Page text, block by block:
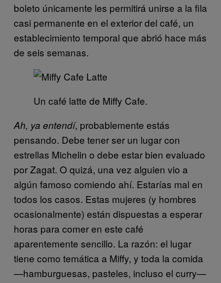
boleto únicamente les permitirá unirse a la fila
casi permanente en el exterior del café, un
establecimiento temporal que abrió hace más
de seis semanas.
Un café latte de Miffy Cafe.
Ah, ya entendí, probablemente estás
pensando. Debe tener ser un lugar con
estrellas Michelin o debe estar bien evaluado
por Zagat. O quizá, una vez alguien vio a
algún famoso comiendo ahí. Estarías mal en
todos los casos. Estas mujeres (y hombres
ocasionalmente) están dispuestas a esperar
horas para comer en este café
aparentemente sencillo. La razón: el lugar
tiene como temática a Miffy, y toda la comida
—hamburguesas, pasteles, incluso el curry—